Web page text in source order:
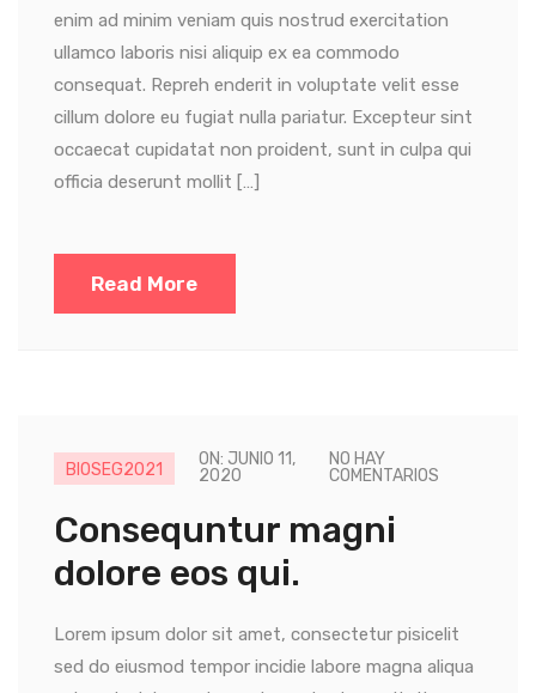
enim ad minim veniam quis nostrud exercitation
ullamco laboris nisi aliquip ex ea commodo
consequat. Repreh enderit in voluptate velit esse
cillum dolore eu fugiat nulla pariatur. Excepteur sint
occaecat cupidatat non proident, sunt in culpa qui
officia deserunt mollit […]
Read More
BIOSEG2021
ON: JUNIO 11,
2020
NO HAY
COMENTARIOS
Consequntur magni
dolore eos qui.
Lorem ipsum dolor sit amet, consectetur pisicelit
sed do eiusmod tempor incidie labore magna aliqua